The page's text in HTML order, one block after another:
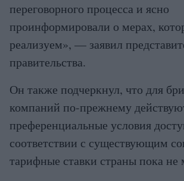
переговорного процесса и ясно
проинформировали о мерах,
реализуем», — заявил
правительства.
Он также подчеркнул, что для
компаний по-прежнему
преференциальные условия
соответствии с существующим
тарифные ставки страны пока не